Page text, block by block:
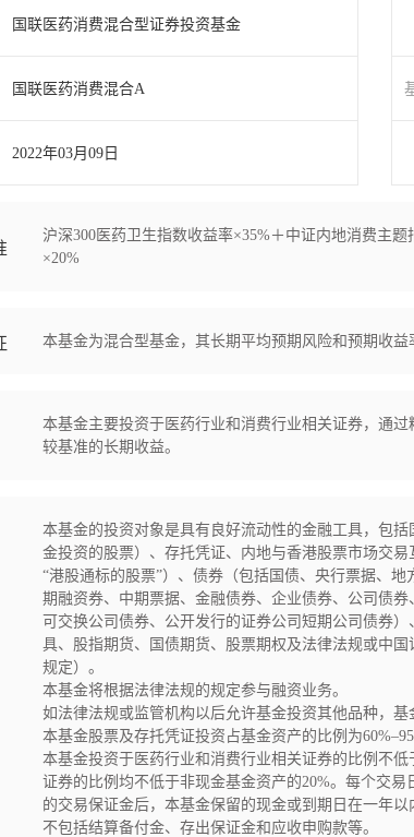
国联医药消费混合型证券投资基金
国联医药消费混合A
2022年03月09日
沪深300医药卫生指数收益率×35%＋中证内地消费主
×20%
本基金为混合型基金，其长期平均预期风险和预期收
本基金主要投资于医药行业和消费行业相关证券，通
较基准的长期收益。
本基金的投资对象是具有良好流动性的金融工具，包
金投资的股票）、存托凭证、内地与香港股票市场交
“港股通标的股票”）、债券（包括国债、央行票据、
期融资券、中期票据、金融债券、企业债券、公司债
可交换公司债券、公开发行的证券公司短期公司债券
具、股指期货、国债期货、股票期权及法律法规或中
规定）。
本基金将根据法律法规的规定参与融资业务。
如法律法规或监管机构以后允许基金投资其他品种，
本基金股票及存托凭证投资占基金资产的比例为
本基金投资于医药行业和消费行业相关证券的比例不
证券的比例均不低于非现金基金资产的20%。每个交
的交易保证金后，本基金保留的现金或到期日在一年
不包括结算备付金、存出保证金和应收申购款等。